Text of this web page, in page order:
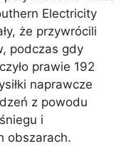
Electricity
że przywrócili
podczas gdy
prawie 192
naprawcze
z powodu
i
obszarach.